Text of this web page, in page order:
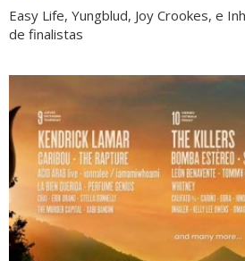
Easy Life, Yungblud, Joy Crookes, e
de finalistas